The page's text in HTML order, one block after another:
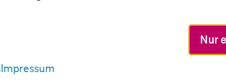
Nur
Impressum